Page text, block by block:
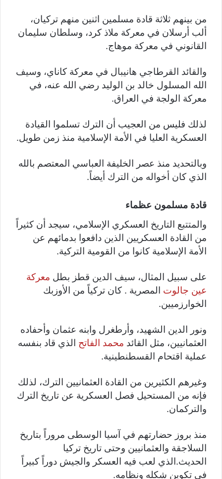
من بينهم ثلاثة قادة مسلمين اثنين منهم تركيان،
ألب أرسلان في معركة ملاذ كرد، وسلطان سليمان
القانوني في معركة موهاج.
والقائد القرطاجي هانيبال في معركة كاناي، وسيف
الله المسلول خالد بن الوليد رضي الله عنه، في
معركة الولجة في العراق.
لذلك فليس من العجيب أن الترك تسلموا القيادة
العسكرية العليا في الأمة الإسلامية منذ زمن طويل.
وبالتحديد منذ عصر الخليفة العباسي المعتصم بالله
الذي كان أخواله من الترك أيضاً.
قادة مسلمون عظماء
والمتتبع التاريخ العسكري الإسلامي، سيجد أن كثيراً
من القادة العسكريين الذين دافعوا بدمائهم عن
الأمة الإسلامية كانوا من القومية التركية.
على سبيل المثال، سيف الدين قطز بطل معركة
عين جالوت المصرية . كان تركياً من الأوزبك
الخوارزميين.
ونور الدين الشهيد، وأرطغرل وابنه عثمان وأحفاده
العثمانيين، مثل القائد محمد الفاتح الذي قاد بنفسه
عملية اقتحام القسطنطينية.
وغيرهم الكثيرين من القادة العثمانيين الترك، لذلك
فإنه من المستحيل فصل العسكرية عن تاريخ الترك
والتركمان.
منذ بروز حضارتهم في آسيا الوسطى مروراً بتاريخ
السلاجقة والعثمانيين وحتى تاريخ تركيا
الحديث.الذي لعب فيه العسكر والجيش دوراً كبيراً
في تكوين شكله ونظامه.